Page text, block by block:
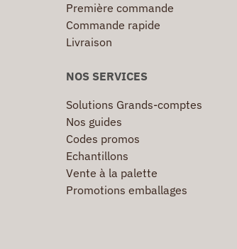
Première commande
Commande rapide
Livraison
NOS SERVICES
Solutions Grands-comptes
Nos guides
Codes promos
Echantillons
Vente à la palette
Promotions emballages